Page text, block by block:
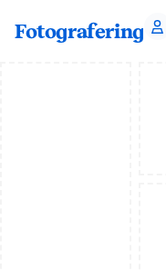
Fotografering